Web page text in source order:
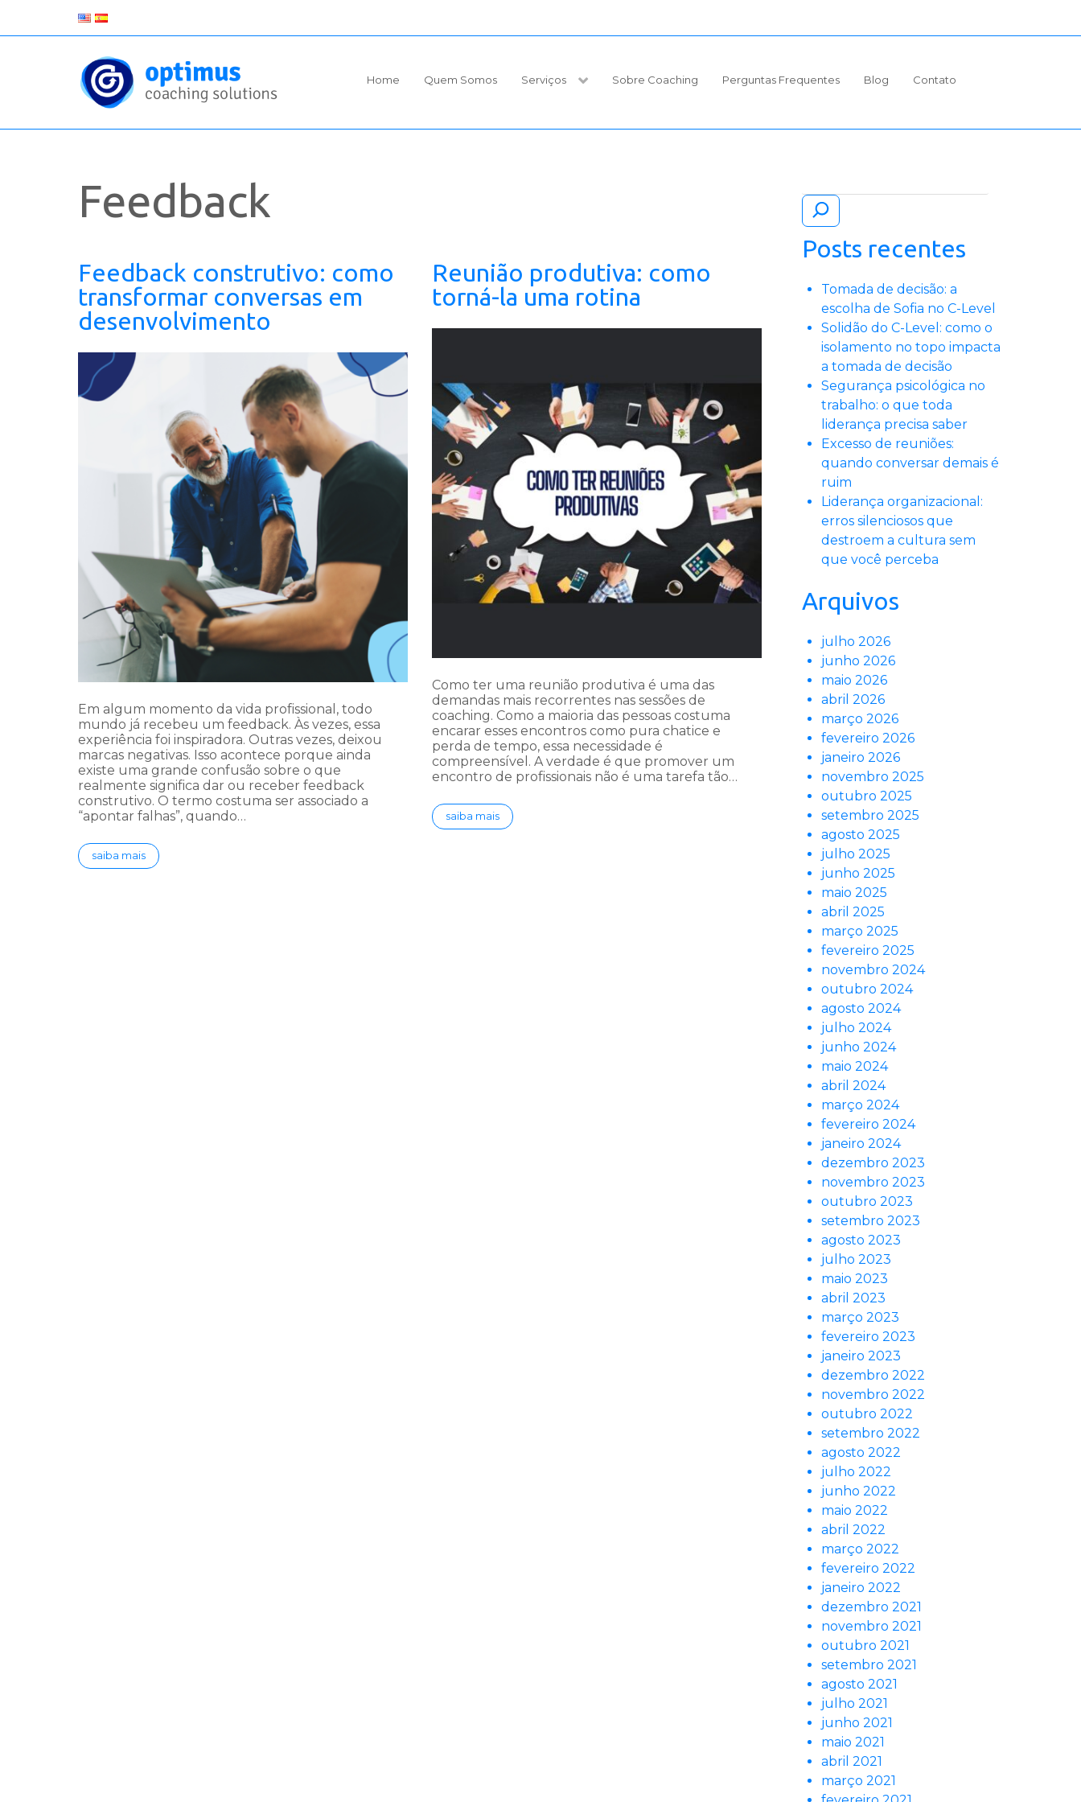
Home Quem Somos Serviços Sobre Coaching Perguntas Frequentes Blog Contato
Feedback
Feedback construtivo: como
transformar conversas em
desenvolvimento
Em algum momento da vida profissional, todo
mundo já recebeu um feedback. Às vezes, essa
experiência foi inspiradora. Outras vezes, deixou
marcas negativas. Isso acontece porque ainda
existe uma grande confusão sobre o que
realmente significa dar ou receber feedback
construtivo. O termo costuma ser associado a
“apontar falhas”, quando…
saiba mais
Reunião produtiva: como
torná-la uma rotina
Como ter uma reunião produtiva é uma das
demandas mais recorrentes nas sessões de
coaching. Como a maioria das pessoas costuma
encarar esses encontros como pura chatice e
perda de tempo, essa necessidade é
compreensível. A verdade é que promover um
encontro de profissionais não é uma tarefa tão…
saiba mais
Posts recentes
Tomada de decisão: a
escolha de Sofia no C-Level
Solidão do C-Level: como o
isolamento no topo impacta
a tomada de decisão
Segurança psicológica no
trabalho: o que toda
liderança precisa saber
Excesso de reuniões:
quando conversar demais é
ruim
Liderança organizacional:
erros silenciosos que
destroem a cultura sem
que você perceba
Arquivos
julho 2026
junho 2026
maio 2026
abril 2026
março 2026
fevereiro 2026
janeiro 2026
novembro 2025
outubro 2025
setembro 2025
agosto 2025
julho 2025
junho 2025
maio 2025
abril 2025
março 2025
fevereiro 2025
novembro 2024
outubro 2024
agosto 2024
julho 2024
junho 2024
maio 2024
abril 2024
março 2024
fevereiro 2024
janeiro 2024
dezembro 2023
novembro 2023
outubro 2023
setembro 2023
agosto 2023
julho 2023
maio 2023
abril 2023
março 2023
fevereiro 2023
janeiro 2023
dezembro 2022
novembro 2022
outubro 2022
setembro 2022
agosto 2022
julho 2022
junho 2022
maio 2022
abril 2022
março 2022
fevereiro 2022
janeiro 2022
dezembro 2021
novembro 2021
outubro 2021
setembro 2021
agosto 2021
julho 2021
junho 2021
maio 2021
abril 2021
março 2021